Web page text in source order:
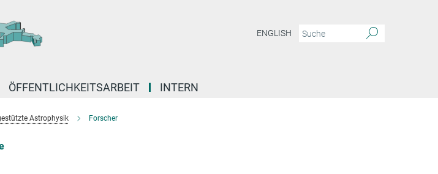
ENGLISH
ÖFFENTLICHKEITSARBEIT INTERN
Astrophysik Forscher